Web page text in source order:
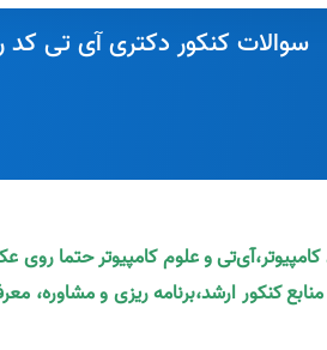
سوالات کنکور دکتری آی تی کد
و علوم کامپیوتر حتما روی
کنکور ارشد،برنامه ریزی و مشاوره،